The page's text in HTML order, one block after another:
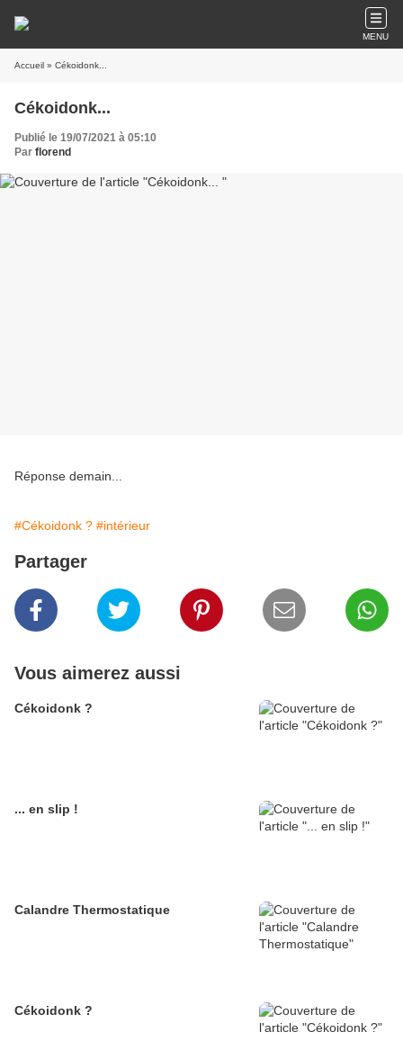
MENU
Accueil » Cékoidonk...
Cékoidonk...
Publié le 19/07/2021 à 05:10
Par florend
Réponse demain...
#Cékoidonk ? #intérieur
Partager
Vous aimerez aussi
Cékoidonk ?
... en slip !
Calandre Thermostatique
Cékoidonk ?